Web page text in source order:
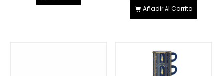
Añadir Al Carrito